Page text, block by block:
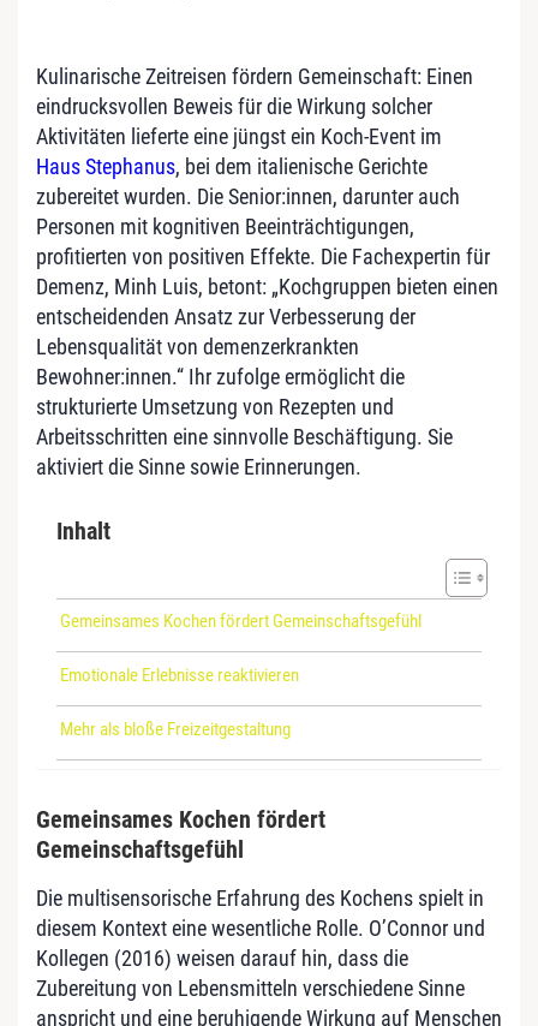
Kulinarische Zeitreisen fördern Gemeinschaft: Einen
eindrucksvollen Beweis für die Wirkung solcher
Aktivitäten lieferte eine jüngst ein Koch-Event im
Haus Stephanus, bei dem italienische Gerichte
zubereitet wurden. Die Senior:innen, darunter auch
Personen mit kognitiven Beeinträchtigungen,
profitierten von positiven Effekte. Die Fachexpertin für
Demenz, Minh Luis, betont: „Kochgruppen bieten einen
entscheidenden Ansatz zur Verbesserung der
Lebensqualität von demenzerkrankten
Bewohner:innen.“ Ihr zufolge ermöglicht die
strukturierte Umsetzung von Rezepten und
Arbeitsschritten eine sinnvolle Beschäftigung. Sie
aktiviert die Sinne sowie Erinnerungen.
Inhalt
Gemeinsames Kochen fördert Gemeinschaftsgefühl
Emotionale Erlebnisse reaktivieren
Mehr als bloße Freizeitgestaltung
Gemeinsames Kochen fördert
Gemeinschaftsgefühl
Die multisensorische Erfahrung des Kochens spielt in
diesem Kontext eine wesentliche Rolle. O’Connor und
Kollegen (2016) weisen darauf hin, dass die
Zubereitung von Lebensmitteln verschiedene Sinne
anspricht und eine beruhigende Wirkung auf Menschen